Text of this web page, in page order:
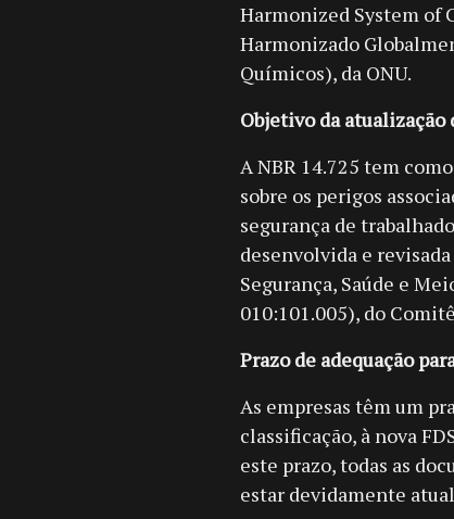
Harmonized System of
Harmonizado
Químicos), da ONU.
Objetivo da atualização
A NBR 14.725 tem
sobre os perigos
segurança de
desenvolvida e
Segurança, Saúde e
010:101.005), do
Prazo de adequação
As empresas têm um
classificação, à nova
este prazo, todas as
estar devidamente